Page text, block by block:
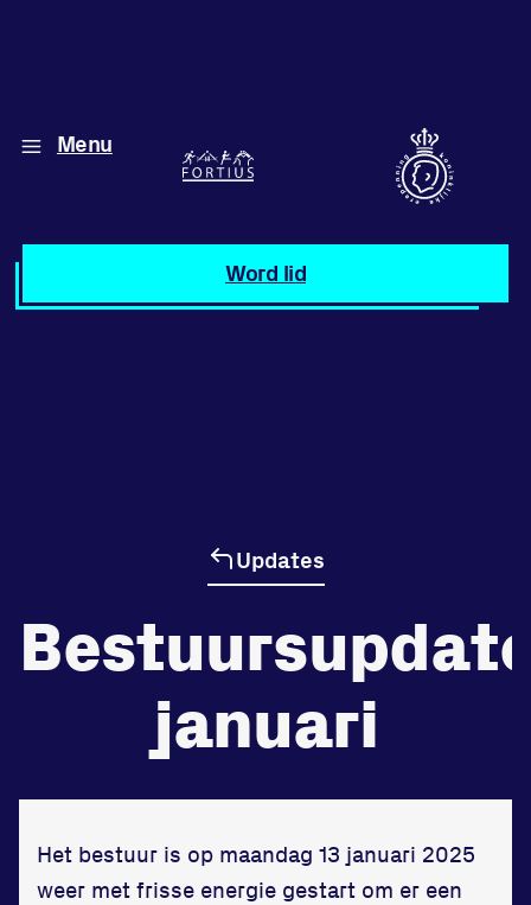
Menu
Word lid
Diverse disciplines
onder één dak
Atletiek
Beheers
tegenstander
Worstelen
Prestaties op afstanden
zet je samen
Updates
januari
Het bestuur is op maandag 13 januari 2025
weer met frisse energie gestart om er een